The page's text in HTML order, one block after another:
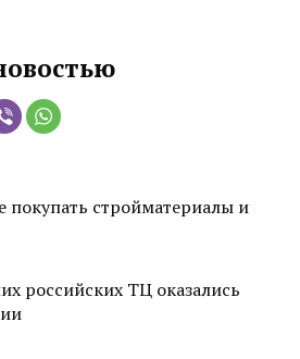
покупать стройматериалы и
российских ТЦ оказались